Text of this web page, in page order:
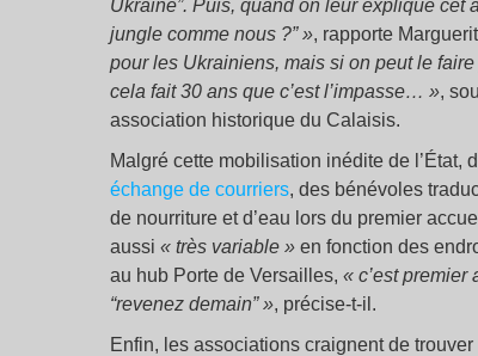
Ukraine”. Puis, quand on leur explique cet
jungle comme nous ?” », rapporte
pour les Ukrainiens, mais si on peut le
cela fait 30 ans que c’est l’impasse… »,
association historique du Calaisis.
Malgré cette mobilisation inédite de
échange de courriers, des bénévoles
de nourriture et d’eau lors du premier
aussi « très variable » en fonction des
au hub Porte de Versailles, « c’est
“revenez demain” », précise-t-il.
Enfin, les associations craignent de